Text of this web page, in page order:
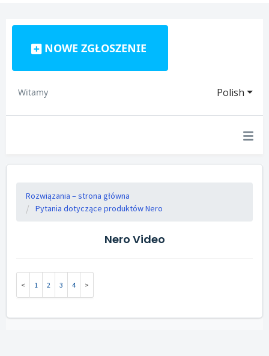
NOWE ZGŁOSZENIE
Polish
Witamy
Rozwiązania – strona główna
Pytania dotyczące produktów Nero
Nero Video
1 2 3 4